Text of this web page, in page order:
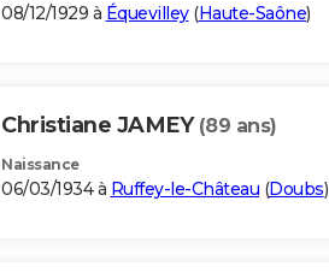
08/12/1929 à Équevilley(Haute-Saône)
Christiane JAMEY (89 ans)
Naissance
06/03/1934 à Ruffey-le-Château (Doubs)